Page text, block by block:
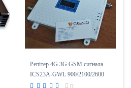
Репітер 4G 3G GSM сигнала
ICS23A-GWL 900/2100/2600